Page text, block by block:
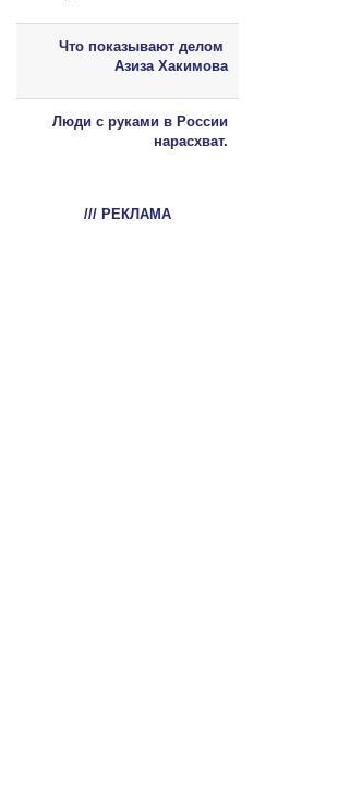
Что показывают делом
Азиза Хакимова
Люди с руками в России
нарасхват.
/// РЕКЛАМА